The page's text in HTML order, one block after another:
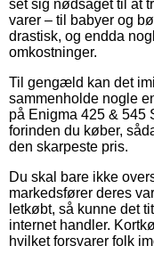
set sig nødsaget til at
varer – til babyer og
drastisk, og endda
omkostninger.
Til gengæld kan det
sammenholde nogle
på Enigma 425 &
forinden du køber,
den skarpeste pris.
Du skal bare ikke
markedsfører deres
letkøbt, så kunne det
internet handler.
hvilket forsvarer folk